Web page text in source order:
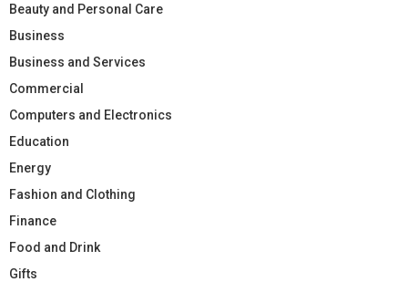
Beauty and Personal Care
Business
Business and Services
Commercial
Computers and Electronics
Education
Energy
Fashion and Clothing
Finance
Food and Drink
Gifts